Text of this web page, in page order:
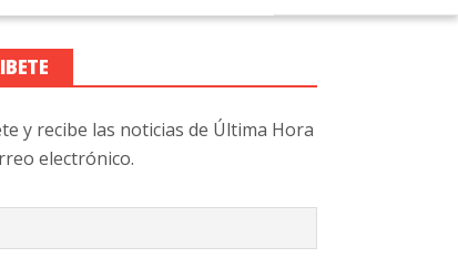
y recibe las noticias de Última Hora
electrónico.